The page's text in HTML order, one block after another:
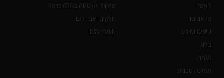
ראשי
מי אנחנו
טיפים ומידע
בלוג
תקנון
תמיכה טכנית
שירותי הדפסה בתלת מימד
חלקים ואביזרים
חומרי גלם